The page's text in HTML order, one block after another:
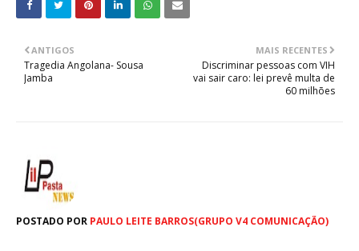
MAIS RECENTES
Discriminar pessoas com VIH
vai sair caro: lei prevê multa de
60 milhões
ANTIGOS
Tragedia Angolana- Sousa
Jamba
POSTADO POR PAULO LEITE BARROS(GRUPO V4 COMUNICAÇÃO)